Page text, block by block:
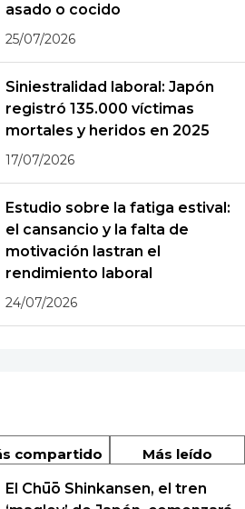
asado o cocido
25/07/2026
Siniestralidad laboral: Japón
registró 135.000 víctimas
mortales y heridos en 2025
17/07/2026
Estudio sobre la fatiga estival:
el cansancio y la falta de
motivación lastran el
rendimiento laboral
24/07/2026
compartido Más leído
El Chūō Shinkansen, el tren